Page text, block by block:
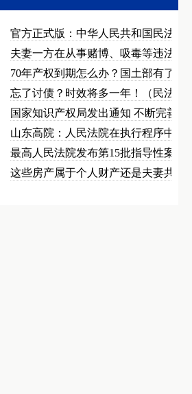
官方正式版：中华人民共和国民法总…
夫妻一方在从事赌博、吸毒等违法犯…
70年产权到期怎么办？国土部有了…
忘了讨债？时效将多一年！（民法草…
国家知识产权局发出通知 不断完善…
山东高院：人民法院在执行程序中可…
最高人民法院发布第15批指导性案…
这些房产属于个人财产还是夫妻共同…